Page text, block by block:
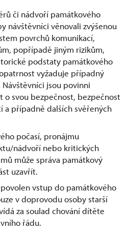
či nádvoří památkového
návštěvníci věnovali zvýšenou
povrchů komunikací,
popřípadě jiným rizikům,
podstaty památkového
vyžaduje případný
jsou povinni
o svou bezpečnost, bezpečnost
a případně dalších svěřených
počasí, pronájmu
nádvoří nebo kritických
může správa památkový
uzavřít.
vstup do památkového
v doprovodu osoby starší
za soulad chování dítěte
řádu.